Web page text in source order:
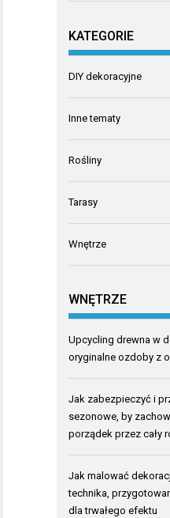
KATEGORIE
DIY dekoracyjne
Inne tematy
Rośliny
Tarasy
Wnętrze
WNĘTRZE
Upcycling drewna w
oryginalne ozdoby z
Jak zabezpieczyć i
sezonowe, by
porządek przez cały
Jak malować
technika,
dla trwałego efektu